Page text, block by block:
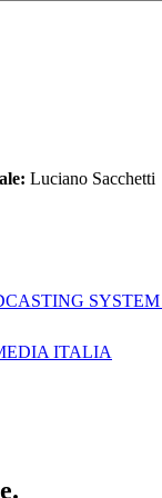
Luciano Sacchetti
ITALIA
.